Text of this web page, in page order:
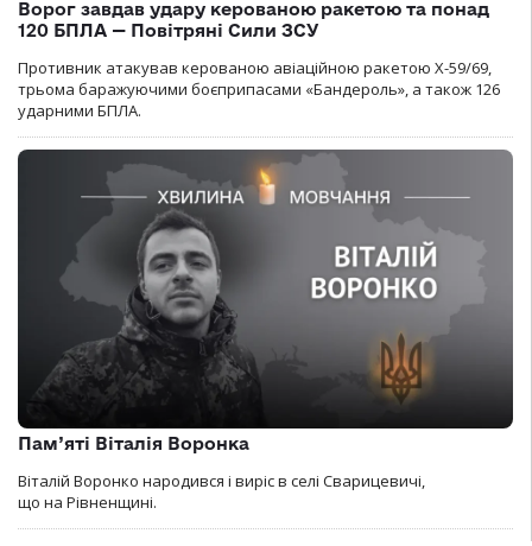
Ворог завдав удару керованою ракетою та понад
120 БПЛА — Повітряні Сили ЗСУ
Противник атакував керованою авіаційною ракетою Х-59/69,
трьома баражуючими боєприпасами «Бандероль», а також 126
ударними БПЛА.
Пам’яті Віталія Воронка
Віталій Воронко народився і виріс в селі Сварицевичі,
що на Рівненщині.